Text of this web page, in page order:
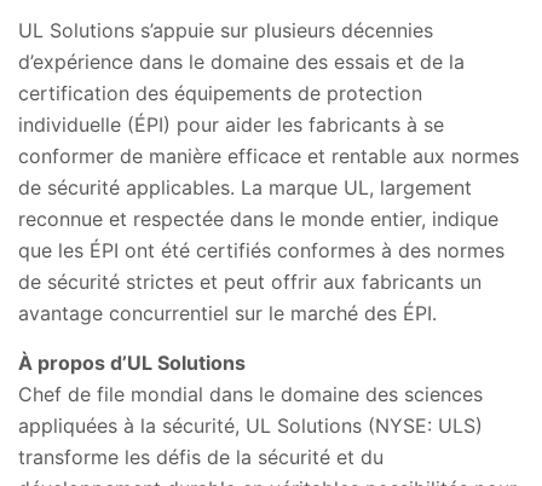
UL Solutions s’appuie sur plusieurs décennies
d’expérience dans le domaine des essais et de la
certification des équipements de protection
individuelle (ÉPI) pour aider les fabricants à se
conformer de manière efficace et rentable aux normes
de sécurité applicables. La marque UL, largement
reconnue et respectée dans le monde entier, indique
que les ÉPI ont été certifiés conformes à des normes
de sécurité strictes et peut offrir aux fabricants un
avantage concurrentiel sur le marché des ÉPI.
À propos d’UL Solutions
Chef de file mondial dans le domaine des sciences
appliquées à la sécurité, UL Solutions (NYSE: ULS)
transforme les défis de la sécurité et du